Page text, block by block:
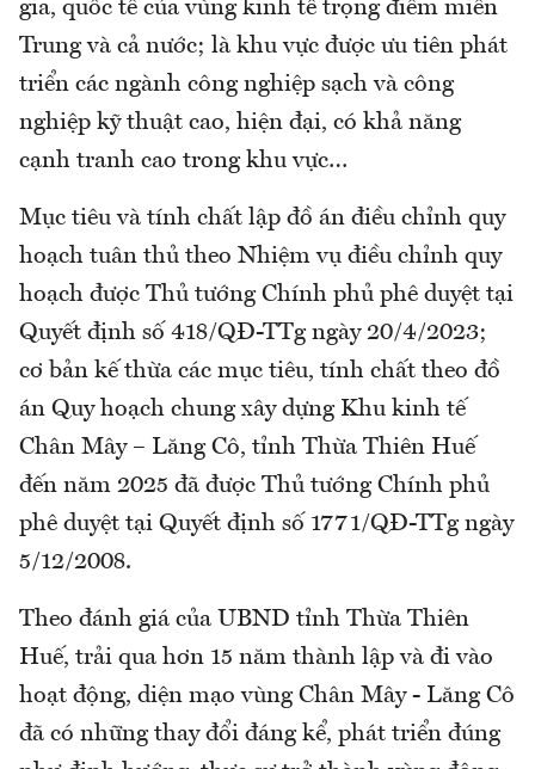
gia, quốc tế của vùng kinh tế trọng điểm miền
Trung và cả nước; là khu vực được ưu tiên phát
triển các ngành công nghiệp sạch và công
nghiệp kỹ thuật cao, hiện đại, có khả năng
cạnh tranh cao trong khu vực…
Mục tiêu và tính chất lập đồ án điều chỉnh quy
hoạch tuân thủ theo Nhiệm vụ điều chỉnh quy
hoạch được Thủ tướng Chính phủ phê duyệt tại
Quyết định số 418/QĐ-TTg ngày 20/4/2023;
cơ bản kế thừa các mục tiêu, tính chất theo đồ
án Quy hoạch chung xây dựng Khu kinh tế
Chân Mây – Lăng Cô, tỉnh Thừa Thiên Huế
đến năm 2025 đã được Thủ tướng Chính phủ
phê duyệt tại Quyết định số 1771/QĐ-TTg ngày
5/12/2008.
Theo đánh giá của UBND tỉnh Thừa Thiên
Huế, trải qua hơn 15 năm thành lập và đi vào
hoạt động, diện mạo vùng Chân Mây - Lăng Cô
đã có những thay đổi đáng kể, phát triển đúng